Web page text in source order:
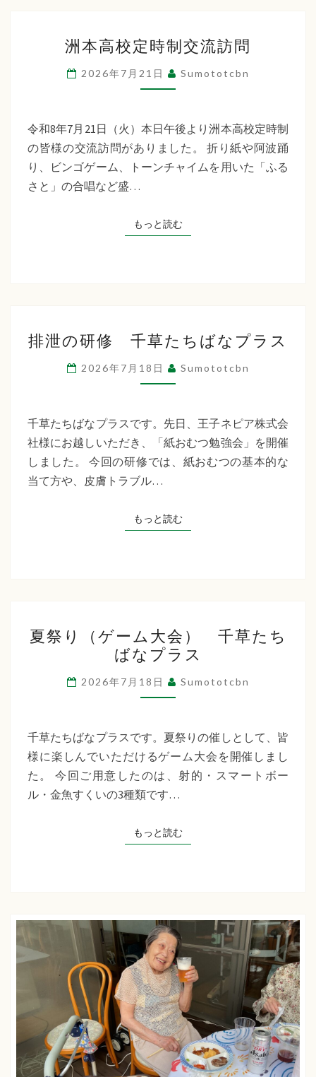
本
高
校
時
制
交
問
洲本高校定時制交流訪問
2026年7月21日 Sumototcbn
令和8年7月21日（火）本日午後より洲本高校定時制
の皆様の交流訪問がありました。 折り紙や阿波踊
り、ビンゴゲーム、トーンチャイムを用いた「ふる
さと」の合唱など盛…
もっと読むもっと読む
泄
の
研
千
草
た
な
排泄の研修 千草たちばなプラス
2026年7月18日 Sumototcbn
千草たちばなプラスです。先日、王子ネピア株式会
社様にお越しいただき、「紙おむつ勉強会」を開催
しました。 今回の研修では、紙おむつの基本的な
当て方や、皮膚トラブル…
もっと読むもっと読む
祭
り
（ゲ
ー
大
会）
千
草
ち
ス
夏祭り（ゲーム大会） 千草たち
ばなプラス
2026年7月18日 Sumototcbn
千草たちばなプラスです。夏祭りの催しとして、皆
様に楽しんでいただけるゲーム大会を開催しまし
た。 今回ご用意したのは、射的・スマートボー
ル・金魚すくいの3種類です…
もっと読むもっと読む